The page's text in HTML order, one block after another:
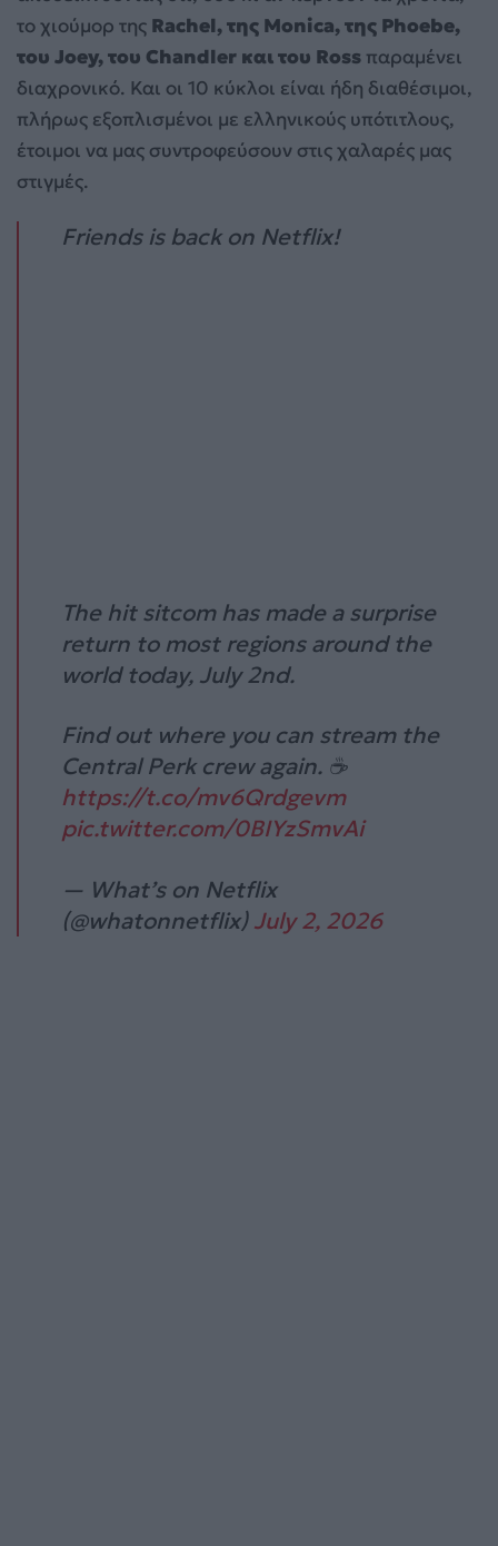
το χιούμορ της Rachel, της Monica, της Phoebe,
του Joey, του Chandler και του Ross παραμένει
διαχρονικό. Και οι 10 κύκλοι είναι ήδη διαθέσιμοι,
πλήρως εξοπλισμένοι με ελληνικούς υπότιτλους,
έτοιμοι να μας συντροφεύσουν στις χαλαρές μας
στιγμές.
Friends is back on Netflix!
The hit sitcom has made a surprise
return to most regions around the
world today, July 2nd.
Find out where you can stream the
Central Perk crew again. ☕️
https://t.co/mv6Qrdgevm
pic.twitter.com/0BIYzSmvAi
— What’s on Netflix
(@whatonnetflix)July 2, 2026